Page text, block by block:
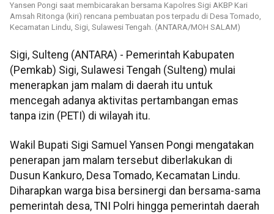
Yansen Pongi saat membicarakan bersama Kapolres Sigi AKBP Kari
Amsah Ritonga (kiri) rencana pembuatan pos terpadu di Desa Tomado,
Kecamatan Lindu, Sigi, Sulawesi Tengah. (ANTARA/MOH SALAM)
Sigi, Sulteng (ANTARA) - Pemerintah Kabupaten
(Pemkab) Sigi, Sulawesi Tengah (Sulteng) mulai
menerapkan jam malam di daerah itu untuk
mencegah adanya aktivitas pertambangan emas
tanpa izin (PETI) di wilayah itu.
Wakil Bupati Sigi Samuel Yansen Pongi mengatakan
penerapan jam malam tersebut diberlakukan di
Dusun Kankuro, Desa Tomado, Kecamatan Lindu.
Diharapkan warga bisa bersinergi dan bersama-sama
pemerintah desa, TNI Polri hingga pemerintah daerah